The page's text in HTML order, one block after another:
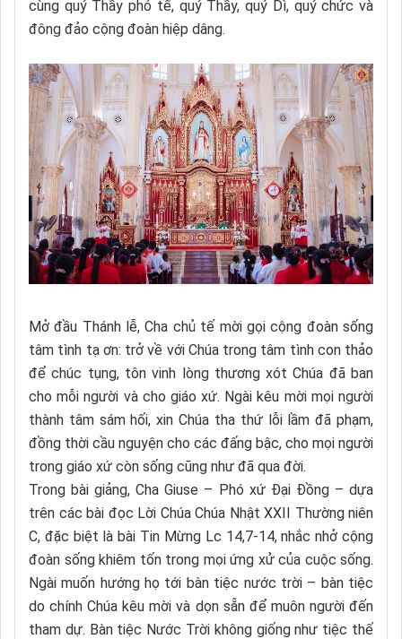
cùng quý Thầy phó tế, quý Thầy, quý Dì, quý chức và
đông đảo cộng đoàn hiệp dâng.
Mở đầu Thánh lễ, Cha chủ tế mời gọi cộng đoàn sống
tâm tình tạ ơn: trở về với Chúa trong tâm tình con thảo
để chúc tụng, tôn vinh lòng thương xót Chúa đã ban
cho mỗi người và cho giáo xứ. Ngài kêu mời mọi người
thành tâm sám hối, xin Chúa tha thứ lỗi lầm đã phạm,
đồng thời cầu nguyện cho các đấng bậc, cho mọi người
trong giáo xứ còn sống cũng như đã qua đời.
Trong bài giảng, Cha Giuse – Phó xứ Đại Đồng – dựa
trên các bài đọc Lời Chúa Chúa Nhật XXII Thường niên
C, đặc biệt là bài Tin Mừng Lc 14,7-14, nhắc nhở cộng
đoàn sống khiêm tốn trong mọi ứng xử của cuộc sống.
Ngài muốn hướng họ tới bàn tiệc nước trời – bàn tiệc
do chính Chúa kêu mời và dọn sẵn để muôn người đến
tham dự. Bàn tiệc Nước Trời không giống như tiệc thế